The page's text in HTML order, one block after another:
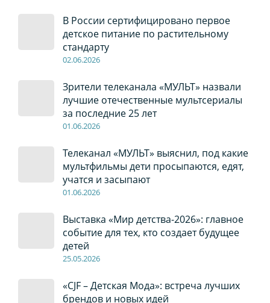
В России сертифицировано первое
детское питание по растительному
стандарту
02.06.2026
Зрители телеканала «МУЛЬТ» назвали
лучшие отечественные мультсериалы
за последние 25 лет
01.06.2026
Телеканал «МУЛЬТ» выяснил, под какие
мультфильмы дети просыпаются, едят,
учатся и засыпают
01.06.2026
Выставка «Мир детства-2026»: главное
событие для тех, кто создает будущее
детей
25.05.2026
«CJF – Детская Мода»: встреча лучших
брендов и новых идей